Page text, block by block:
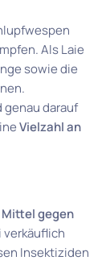
Als Laie
sowie die
darauf
Vielzahl an
gegen
verkäuflich
Insektiziden